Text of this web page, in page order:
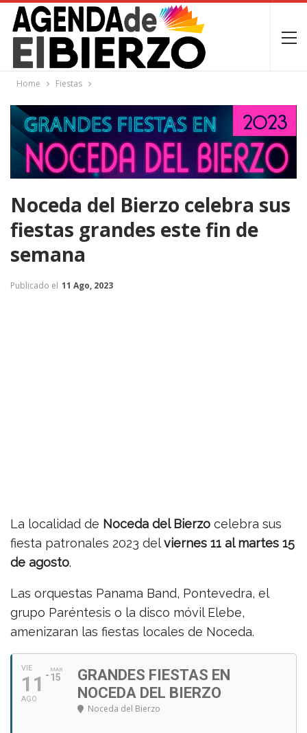
Home Fiestas
Noceda del Bierzo celebra sus
fiestas grandes este fin de
semana
Publicado el 11 Ago, 2023
La localidad de Noceda del Bierzo celebra sus
fiesta patronales 2023 delviernes 11 al martes 15
de agosto.
Las orquestas Panama Band, Pontevedra, el
grupo Paréntesis o la disco móvil Elebe,
amenizaran las fiestas locales de Noceda.
VIE
11
AGO
MAR
15
GRANDES FIESTAS EN
NOCEDA DEL BIERZO
Noceda del Bierzo